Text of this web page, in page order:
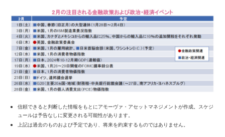
信頼できると判断した情報をもとにアモーヴァ・アセットマネジメントが作成。スケジ
ュールは予告なしに変更される可能性があります。
上記は過去のものおよび予定であり、将来を約束するものではありません。